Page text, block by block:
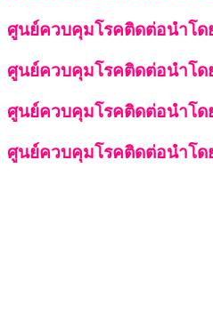
ศูนย์ควบคุมโรคติดต่อนำโ
ศูนย์ควบคุมโรคติดต่อนำโด
ศูนย์ควบคุมโรคติดต่อนำโด
ศูนย์ควบคุมโรคติดต่อนำโด